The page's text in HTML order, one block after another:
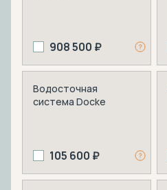
908 500 ₽
Водосточная
система Docke
105 600 ₽